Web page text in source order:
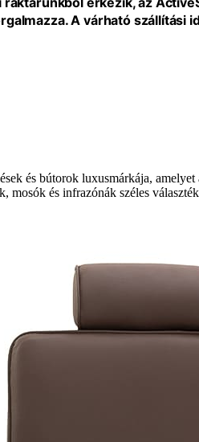
A várható szállítási
és bútorok luxusmárkája,
mosók és infrazónák széles